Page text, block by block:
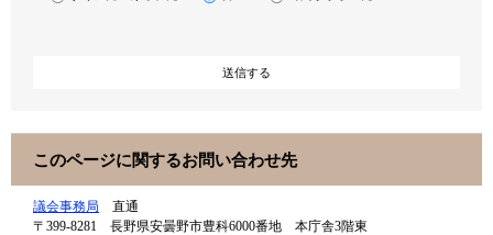
このページに関するお問い合わせ先
議会事務局
直通
〒399-8281
長野県安曇野市豊科6000番地 本庁舎3階東